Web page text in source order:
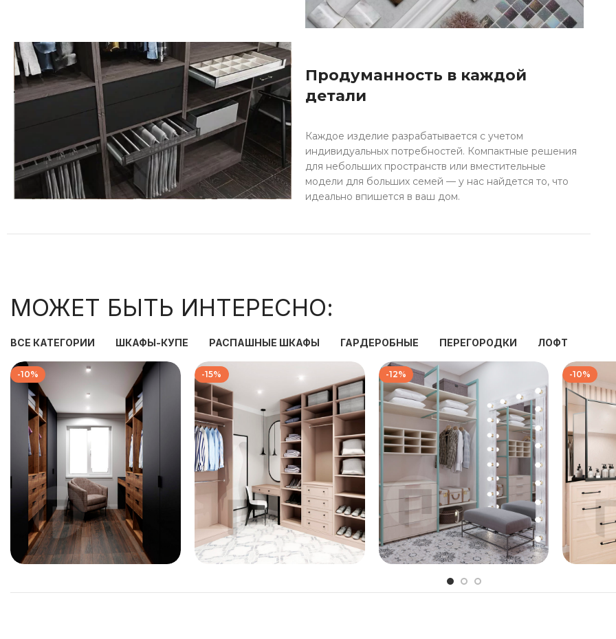
Продуманность в каждой
детали
Каждое изделие разрабатывается с учетом
индивидуальных потребностей. Компактные решения
для небольших пространств или вместительные
модели для больших семей — у нас найдется то, что
идеально впишется в ваш дом.
МОЖЕТ БЫТЬ ИНТЕРЕСНО:
ВСЕ КАТЕГОРИИ ШКАФЫ-КУПЕ РАСПАШНЫЕ ШКАФЫ ГАРДЕРОБНЫЕ ПЕРЕГОРОДКИ ЛОФТ
-10%
186 000 ₽
207 333
₽
-15%
219 333₽
258 000₽
-12%
139 333
₽
158 667
₽
-10%